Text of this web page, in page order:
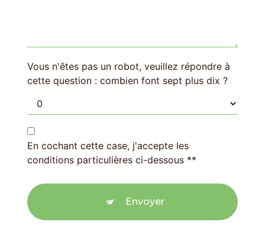
Vous n'êtes pas un robot, veuillez répondre à
cette question : combien font sept plus dix ?
En cochant cette case, j'accepte les
conditions particulières ci-dessous **
Envoyer